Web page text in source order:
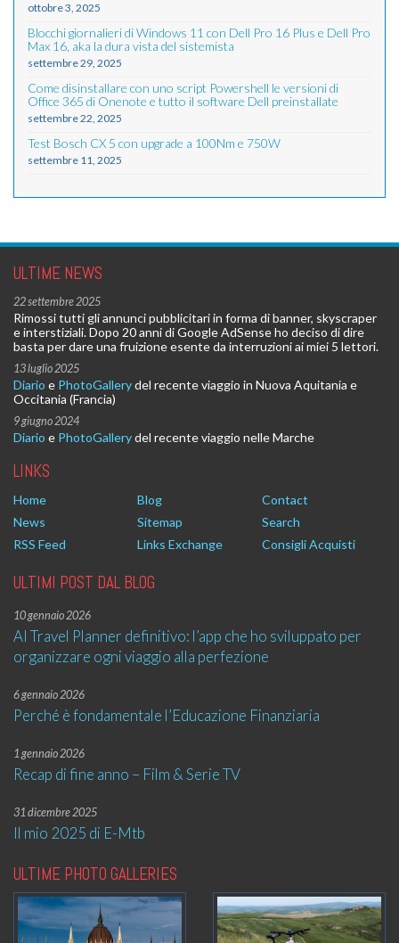
ottobre 3, 2025
Blocchi giornalieri di Windows 11 con Dell Pro 16 Plus e Dell Pro
Max 16, aka la dura vista del sistemista
settembre 29, 2025
Come disinstallare con uno script Powershell le versioni di
Office 365 di Onenote e tutto il software Dell preinstallate
settembre 22, 2025
Test Bosch CX 5 con upgrade a 100Nm e 750W
settembre 11, 2025
ULTIME NEWS
22 settembre 2025
Rimossi tutti gli annunci pubblicitari in forma di banner, skyscraper
e interstiziali. Dopo 20 anni di Google AdSense ho deciso di dire
basta per dare una fruizione esente da interruzioni ai miei 5 lettori.
13 luglio 2025
Diario e PhotoGallerydel recente viaggio in Nuova Aquitania e
Occitania (Francia)
9 giugno 2024
Diario e PhotoGallerydel recente viaggio nelle Marche
LINKS
Home Blog
Contact
News
Sitemap
Search
RSS Feed
Links Exchange Consigli Acquisti
ULTIMI POST DAL BLOG
10 gennaio 2026
AI Travel Planner definitivo: l’app che ho sviluppato per
organizzare ogni viaggio alla perfezione
6 gennaio 2026
Perché è fondamentale l’Educazione Finanziaria
1 gennaio 2026
Recap di fine anno – Film & Serie TV
31 dicembre 2025
Il mio 2025 di E-Mtb
ULTIME PHOTO GALLERIES